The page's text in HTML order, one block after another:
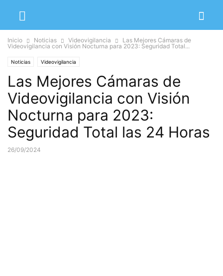
Inicio Noticias Videovigilancia
Las Mejores Cámaras de
Videovigilancia con Visión Nocturna para 2023: Seguridad Total...
Noticias Videovigilancia
Las Mejores Cámaras de
Videovigilancia con Visión
Nocturna para 2023:
Seguridad Total las 24 Horas
26/09/2024